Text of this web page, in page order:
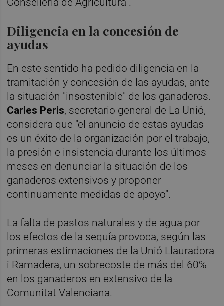
Conselleria de Agricultura".
Diligencia en la concesión de
ayudas
En este sentido ha pedido diligencia en la
tramitación y concesión de las ayudas, ante
la situación "insostenible" de los ganaderos.
Carles Peris, secretario general de La Unió,
considera que "el anuncio de estas ayudas
es un éxito de la organización por el trabajo,
la presión e insistencia durante los últimos
meses en denunciar la situación de los
ganaderos extensivos y proponer
continuamente medidas de apoyo".
La falta de pastos naturales y de agua por
los efectos de la sequía provoca, según las
primeras estimaciones de la Unió Llauradora
i Ramadera, un sobrecoste de más del 60%
en los ganaderos en extensivo de la
Comunitat Valenciana.